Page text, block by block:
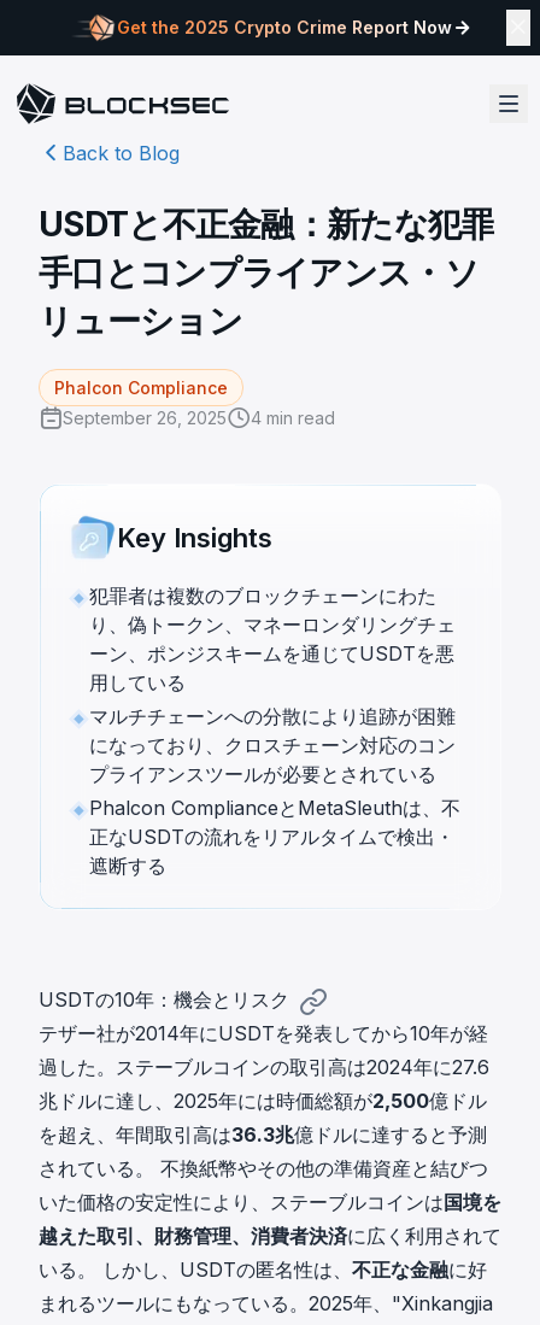
Get the 2025 Crypto Crime Report Now
Back to Blog
USDTと不正金融：新たな犯罪
手口とコンプライアンス・ソ
リューション
Phalcon Compliance
September 26, 2025
4 min read
Key Insights
犯罪者は複数のブロックチェーンにわた
り、偽トークン、マネーロンダリングチェ
ーン、ポンジスキームを通じてUSDTを悪
用している
マルチチェーンへの分散により追跡が困難
になっており、クロスチェーン対応のコン
プライアンスツールが必要とされている
Phalcon ComplianceとMetaSleuthは、不
正なUSDTの流れをリアルタイムで検出・
遮断する
USDTの10年：機会とリスク
テザー社が2014年にUSDTを発表してから10年が経
過した。ステーブルコインの取引高は2024年に27.6
兆ドルに達し、2025年には時価総額が2,500億ドル
を超え、年間取引高は36.3兆億ドルに達すると予測
されている。 不換紙幣やその他の準備資産と結びつ
いた価格の安定性により、ステーブルコインは 国境を
越えた取引、財務管理、消費者決済に広く利用されて
いる。 しかし、USDTの匿名性は、 不正な金融に好
まれるツールにもなっている。2025年、"Xinkangjia